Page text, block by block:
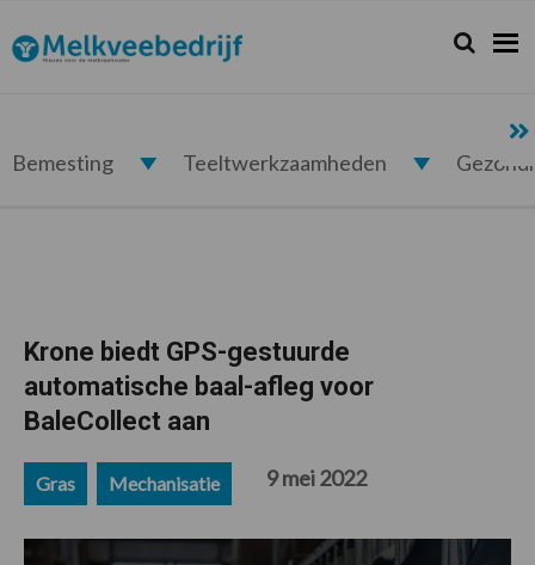
de
hoofdnavigatie
de
hoofd
de
eerste
de
voettekst
Melkveebedrijf.nl Zoeken...
Zoek
Bemesting Teeltwerkzaamheden
Krone biedt GPS-gestuurde
automatische baal-afleg voor
BaleCollect aan
Gras Mechanisatie 9 mei 2022